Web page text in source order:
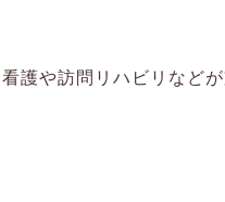
護や訪問リハビリなど